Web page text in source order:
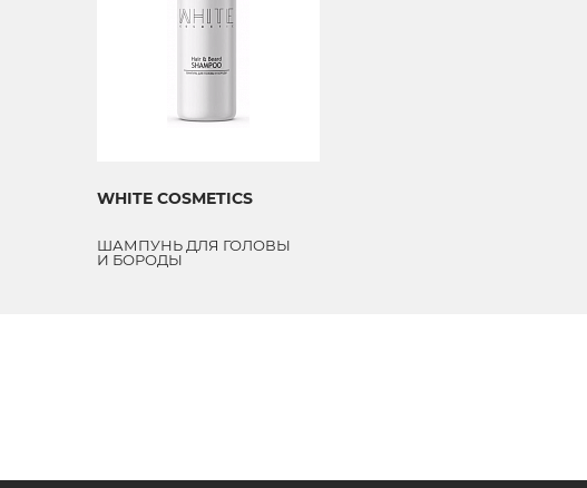
WHITE COSMETICS
ШАМПУНЬ ДЛЯ ГОЛОВЫ
И БОРОДЫ